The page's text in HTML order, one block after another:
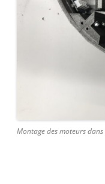
Montage des moteurs